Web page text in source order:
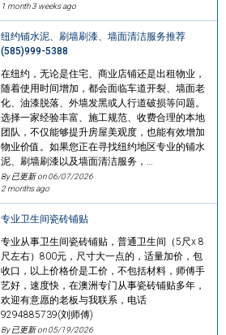
1 month 3 weeks ago
纽约铺水泥、刷墙刷漆、墙面清洁服务推荐
(585)999-5388
在纽约，无论是住宅、商业店铺还是出租物业，
随着使用时间增加，都会面临车道开裂、墙面老
化、油漆脱落、外墙发黑或人行道破损等问题。
选择一家经验丰富、施工规范、收费合理的本地
团队，不仅能够提升房屋美观度，也能有效增加
物业价值。如果您正在寻找纽约地区专业的铺水
泥、刷墙刷漆以及墙面清洁服务，…
By 已更新 on06/07/2026
2 months ago
专业卫生间瓷砖铺贴
专业从事卫生间瓷砖铺贴，普通卫生间（5尺x 8
尺左右）800元，尺寸大一点的，适量加价，包
收口，以上价格价是工价，不包括材料，师傅手
艺好，速度快，在澳洲专门从事瓷砖铺贴多年，
欢迎有意愿的老板与我联系，电话
9294885739(刘师傅)
By 已更新 on05/19/2026